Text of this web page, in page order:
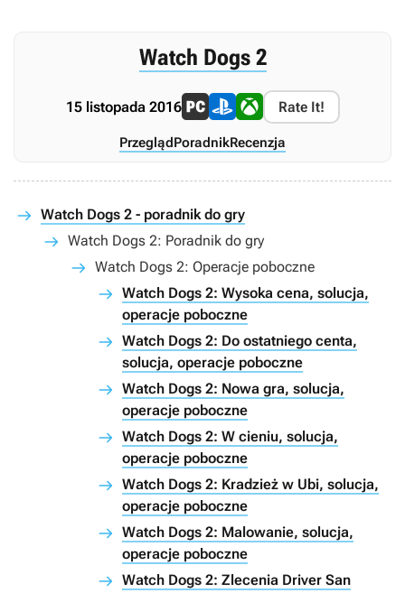
Watch Dogs 2
15 listopada 2016 Rate It!
PrzeglądPoradnikRecenzja
Watch Dogs 2 - poradnik do gry
Watch Dogs 2: Poradnik do gry
Watch Dogs 2: Operacje poboczne
Watch Dogs 2: Wysoka cena, solucja,
operacje poboczne
Watch Dogs 2: Do ostatniego centa,
solucja, operacje poboczne
Watch Dogs 2: Nowa gra, solucja,
operacje poboczne
Watch Dogs 2: W cieniu, solucja,
operacje poboczne
Watch Dogs 2: Kradzież w Ubi, solucja,
operacje poboczne
Watch Dogs 2: Malowanie, solucja,
operacje poboczne
Watch Dogs 2: Zlecenia Driver San